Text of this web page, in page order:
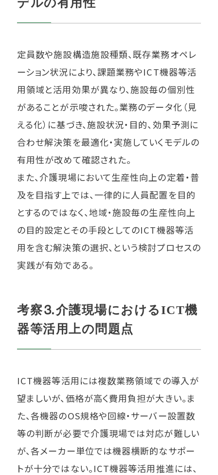
デルの有用性
定員数や施設構造施設種類、既存業務オペレ
ーション状況により、課題業務やICT機器等活
用領域と活用効果が異なり、施設毎の個別性
があることが示唆された。業務のデータ化（見
える化）に基づき、施設状況・目的、効果予測に
合わせ解決策を最適化・実施していくモデルの
有用性が改めて確認された。
また、介護現場において生産性向上の定着・普
及を目指す上では、一律的に人員配置を目的
とするのではなく、地域・施設毎の生産性向上
の目的設定とその手段としてのICT機器等活
用を含む解決策の選択、という検討プロセスの
実践が有効である。
考察⒊介護現場におけるICT機
器等活用上の問題点
ICT機器等活用には複数業務領域での導入が
望ましいが、価格が高く費用負担が大きい。ま
た、各機器のOS規格や回線・サーバー設置数
等の判断が必要で介護現場では対応が難しい
が、各メーカー単位では機器横断的なサポー
トが十分ではない。ICT機器等活用推進には、